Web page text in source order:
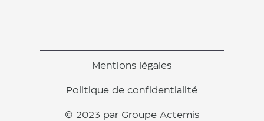
© 2023 par Groupe Actemis
Politique de confidentialité
Mentions légales